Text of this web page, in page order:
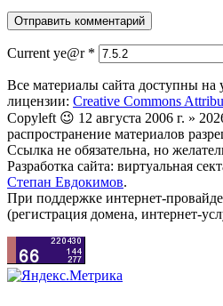
Current ye@r *
Все материалы сайта доступны на
лицензии: Creative Commons
Copyleft 😉 12 августа 2006 г. »
распространение материалов
Ссылка не обязательна, но
Разработка сайта: виртуальная
Степан Евдокимов.
При поддержке интернет-
(регистрация домена, интернет-